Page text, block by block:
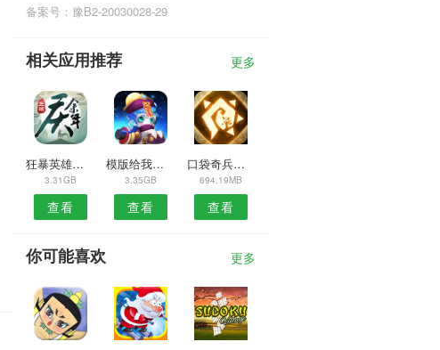
备案号：豫B2-20030028-29
相关应用推荐 更多
狂暴英雄生存团队
3.31GB
查看
模版给我瞬间爆炸游戏
3.35GB
查看
口袋奇兵最新版
694.19MB
查看
你可能喜欢 更多